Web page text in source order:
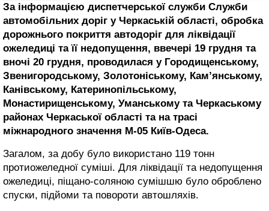
За інформацією диспетчерської служби Служби
автомобільних доріг у Черкаській області, обробка
дорожнього покриття автодоріг для ліквідації
ожеледиці та її недопущення, ввечері 19 грудня та
вночі 20 грудня, проводилася у Городищенському,
Звенигородському, Золотоніському, Кам’янському,
Канівському, Катеринопільському,
Монастирищенському, Уманському та Черкаському
районах Черкаської області та на трасі
міжнародного значення М-05 Київ-Одеса.
Загалом, за добу було використано 119 тонн
протиожеледної суміші. Для ліквідації та недопущення
ожеледиці, піщано-соляною сумішшю було оброблено
спуски, підйоми та повороти автошляхів.